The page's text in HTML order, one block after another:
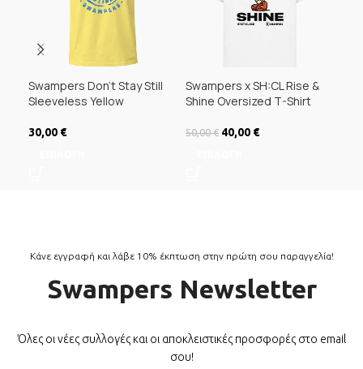
Swampers Don’t Stay Still
Sleeveless Yellow
30,00 €
Swampers x SH:CL Rise &
Shine Oversized T-Shirt
50,00€ Original price was:
40,00 €Η τρέχουσα
Κάνε εγγραφή και λάβε 10% έκπτωση στην πρώτη σου παραγγελία!
Swampers Newsletter
Όλες οι νέες συλλογές και οι αποκλειστικές προσφορές στο email
σου!